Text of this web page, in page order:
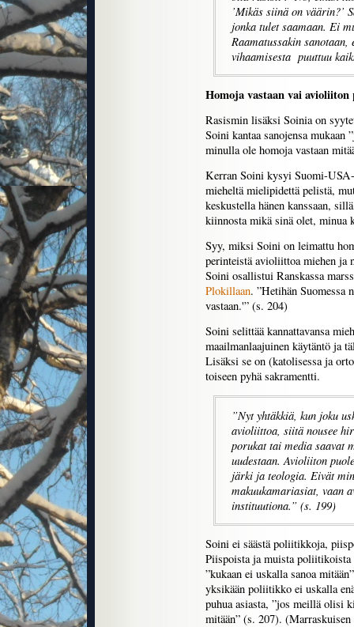
’Mikäs siinä on väärin?’
jonka tulet saamaan. Ei
Raamatussakin
vihaamisesta puuttuu
Homoja vastaan vai avioliiton
Rasismin lisäksi Soinia on
Soini kantaa sanojensa
minulla ole homoja vastaan
Kerran Soini kysyi Suomi-USA-
mieheltä mielipidettä pelistä,
keskustella hänen kanssaan,
kiinnosta mikä sinä olet, minua
Syy, miksi Soini on leimattu
perinteistä avioliittoa miehen ja
Soini osallistui Ranskassa
Plokillaan. ”Hetihän Suomessa
vastaan.'” (s. 204)
Soini selittää kannattavansa
maailmanlaajuinen käytäntö ja
Lisäksi se on (katolisessa ja
toiseen pyhä sakramentti.
”Nyt yhtäkkiä, kun joku
avioliittoa, siitä nousee
porukat tai media saavat
uudestaan. Avioliiton
järki ja teologia. Eivät
makuukamariasiat, vaan
instituutiona.” (s. 199)
Soini ei säästä poliitikkoja,
Piispoista ja muista poliitikoista
”kukaan ei uskalla sanoa
yksikään poliitikko ei uskalla
puhua asiasta, ”jos meillä olisi
mitään” (s. 207).